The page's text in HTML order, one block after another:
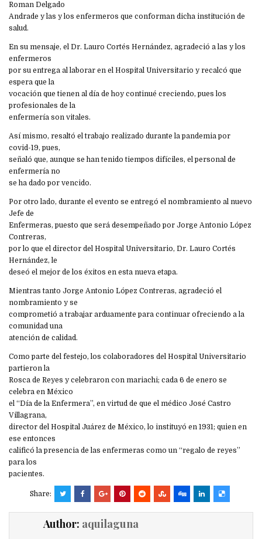
Roman Delgado
Andrade y las y los enfermeros que conforman dicha institución de
salud.
En su mensaje, el Dr. Lauro Cortés Hernández, agradeció a las y los
enfermeros
por su entrega al laborar en el Hospital Universitario y recalcó que
espera que la
vocación que tienen al día de hoy continué creciendo, pues los
profesionales de la
enfermería son vitales.
Así mismo, resaltó el trabajo realizado durante la pandemia por
covid-19, pues,
señaló que, aunque se han tenido tiempos difíciles, el personal de
enfermería no
se ha dado por vencido.
Por otro lado, durante el evento se entregó el nombramiento al nuevo
Jefe de
Enfermeras, puesto que será desempeñado por Jorge Antonio López
Contreras,
por lo que el director del Hospital Universitario, Dr. Lauro Cortés
Hernández, le
deseó el mejor de los éxitos en esta nueva etapa.
Mientras tanto Jorge Antonio López Contreras, agradeció el
nombramiento y se
comprometió a trabajar arduamente para continuar ofreciendo a la
comunidad una
atención de calidad.
Como parte del festejo, los colaboradores del Hospital Universitario
partieron la
Rosca de Reyes y celebraron con mariachi; cada 6 de enero se
celebra en México
el “Día de la Enfermera”, en virtud de que el médico José Castro
Villagrana,
director del Hospital Juárez de México, lo instituyó en 1931; quien en
ese entonces
calificó la presencia de las enfermeras como un “regalo de reyes”
para los
pacientes.
Share:
Author: aquilaguna